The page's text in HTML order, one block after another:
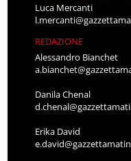
Luca Mercanti
REDAZIONE
Alessandro Bianchet
Danila Chenal
Erika David